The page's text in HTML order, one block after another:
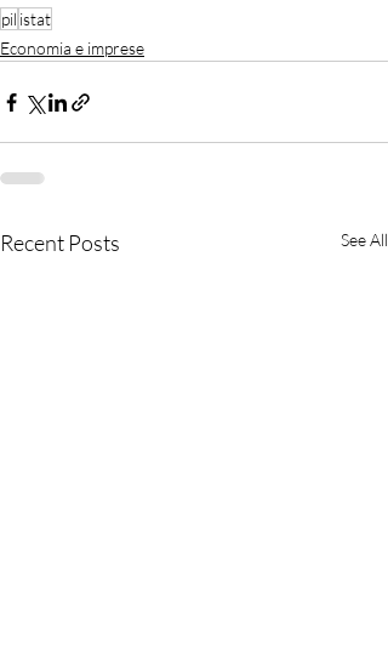
pil istat
Economia e imprese
Recent Posts See All